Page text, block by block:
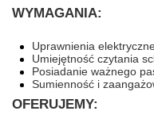
WYMAGANIA:
Uprawnienia
Umiejętność czytania
Posiadanie ważnego
Sumienność i
OFERUJEMY: